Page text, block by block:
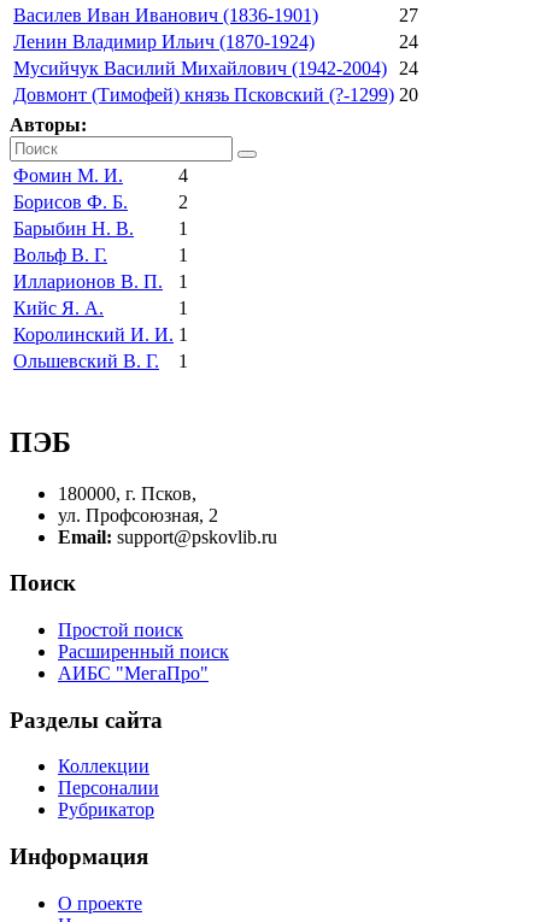
Василев Иван Иванович (1836-1901)
27
Ленин Владимир Ильич (1870-1924)
24
Мусийчук Василий Михайлович (1942-2004)
24
Довмонт (Тимофей) князь Псковский (?-1299) 20
Авторы:
Фомин М. И.
4
Борисов Ф. Б.
2
Барыбин Н. В.
1
Вольф В. Г.
1
Илларионов В. П.
1
Кийс Я. А.
1
Королинский И. И. 1
Ольшевский В. Г.
1
ПЭБ
180000, г. Псков,
ул. Профсоюзная, 2
Email: support@pskovlib.ru
Поиск
Простой поиск
Расширенный поиск
АИБС "МегаПро"
Разделы сайта
Коллекции
Персоналии
Рубрикатор
Информация
О проекте